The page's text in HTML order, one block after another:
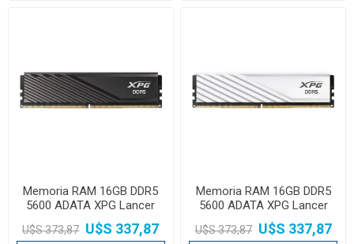
Memoria RAM 16GB DDR5
5600 ADATA XPG Lancer
Black
U$S 373,87 U$S 337,87
Memoria RAM 16GB DDR5
5600 ADATA XPG Lancer
Blade White
U$S 373,87 U$S 337,87